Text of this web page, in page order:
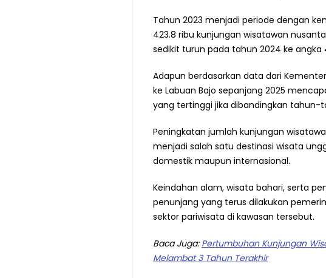
Tahun 2023 menjadi periode dengan
423.8 ribu kunjungan wisatawan
sedikit turun pada tahun 2024 ke angka
Adapun berdasarkan data dari
ke Labuan Bajo sepanjang 2025
yang tertinggi jika dibandingkan tahun-
Peningkatan jumlah kunjungan
menjadi salah satu destinasi wisata
domestik maupun internasional.
Keindahan alam, wisata bahari, serta
penunjang yang terus dilakukan
sektor pariwisata di kawasan tersebut.
Baca Juga: Pertumbuhan Kunjungan
Melambat 3 Tahun Terakhir